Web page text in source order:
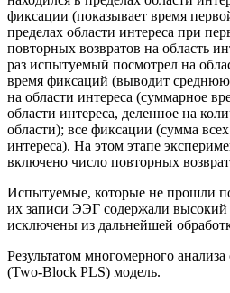
фиксации (показывает время
пределах области интереса при
повторных возвратов на область
раз испытуемый посмотрел на
время фиксаций (выводит
на области интереса (суммарное
области интереса, деленное на
области); все фиксации (сумма
интереса). На этом этапе
включено число повторных
Испытуемые, которые не прошли
их записи ЭЭГ содержали
исключены из дальнейшей
Результатом многомерного
(Two-Block PLS) модель.